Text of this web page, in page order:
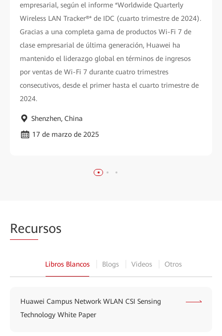
empresarial, según el informe *Worldwide Quarterly
Wireless LAN Tracker®* de IDC (cuarto trimestre de 2024).
Gracias a una completa gama de productos Wi-Fi 7 de
clase empresarial de última generación, Huawei ha
mantenido el liderazgo global en términos de ingresos
por ventas de Wi-Fi 7 durante cuatro trimestres
consecutivos, desde el primer hasta el cuarto trimestre de
2024.
Shenzhen, China
17 de marzo de 2025
Recursos
Libros Blancos Blogs Videos Otros
Huawei Campus Network WLAN CSI Sensing
Technology White Paper